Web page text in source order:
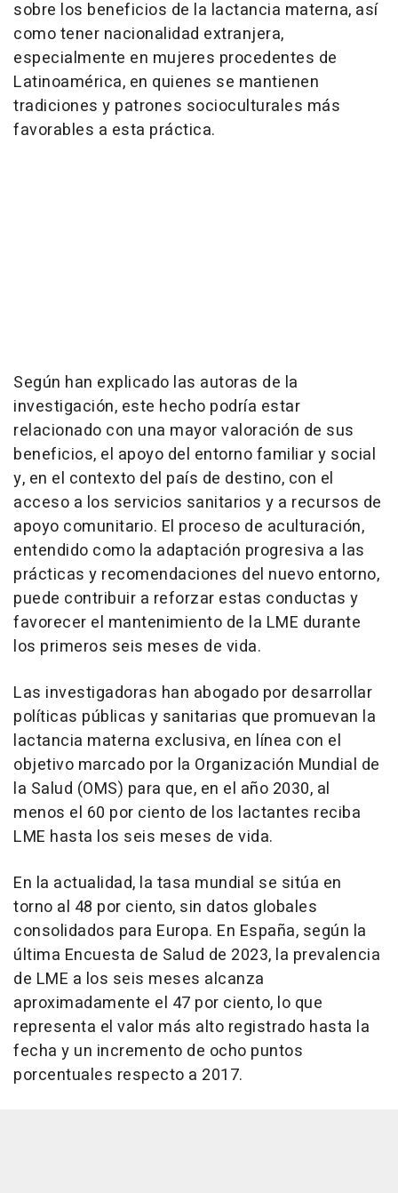
sobre los beneficios de la lactancia materna, así
como tener nacionalidad extranjera,
especialmente en mujeres procedentes de
Latinoamérica, en quienes se mantienen
tradiciones y patrones socioculturales más
favorables a esta práctica.
Según han explicado las autoras de la
investigación, este hecho podría estar
relacionado con una mayor valoración de sus
beneficios, el apoyo del entorno familiar y social
y, en el contexto del país de destino, con el
acceso a los servicios sanitarios y a recursos de
apoyo comunitario. El proceso de aculturación,
entendido como la adaptación progresiva a las
prácticas y recomendaciones del nuevo entorno,
puede contribuir a reforzar estas conductas y
favorecer el mantenimiento de la LME durante
los primeros seis meses de vida.
Las investigadoras han abogado por desarrollar
políticas públicas y sanitarias que promuevan la
lactancia materna exclusiva, en línea con el
objetivo marcado por la Organización Mundial de
la Salud (OMS) para que, en el año 2030, al
menos el 60 por ciento de los lactantes reciba
LME hasta los seis meses de vida.
En la actualidad, la tasa mundial se sitúa en
torno al 48 por ciento, sin datos globales
consolidados para Europa. En España, según la
última Encuesta de Salud de 2023, la prevalencia
de LME a los seis meses alcanza
aproximadamente el 47 por ciento, lo que
representa el valor más alto registrado hasta la
fecha y un incremento de ocho puntos
porcentuales respecto a 2017.